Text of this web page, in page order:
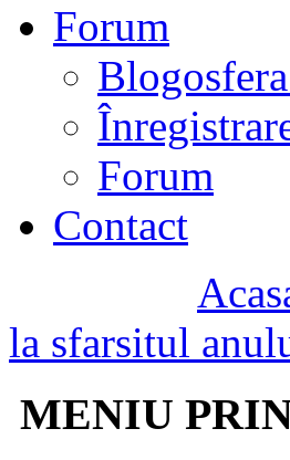
Forum
Forum
Contact
la sfarsitul
MENIU